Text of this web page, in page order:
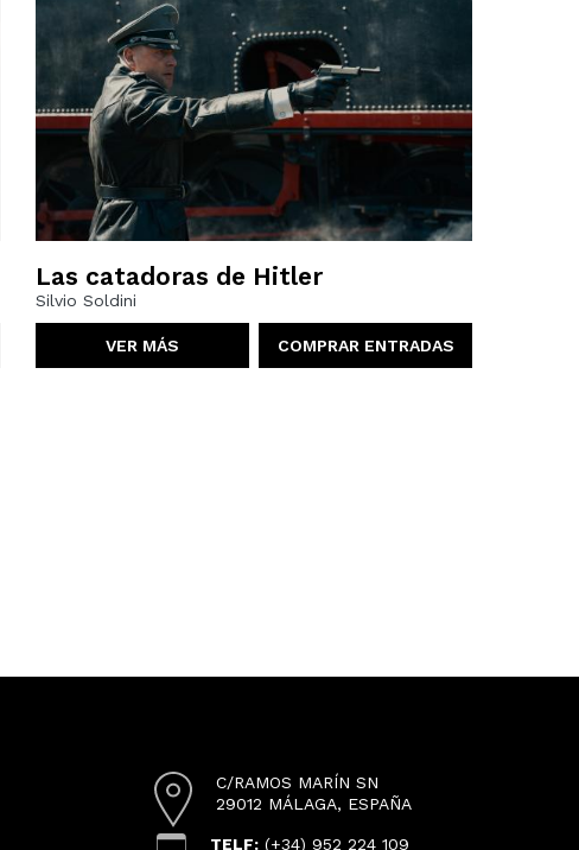
Las catadoras de Hitler
Silvio Soldini
VER MÁS COMPRAR ENTRADAS
C/RAMOS MARÍN SN
29012 MÁLAGA, ESPAÑA
TELF:(+34) 952 224 109